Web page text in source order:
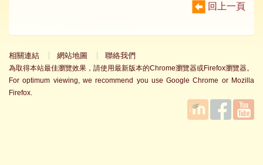
回上一頁
相關連結 網站地圖 聯絡我們
為取得本站最佳瀏覽效果，請使用最新版本的Chrome瀏覽器或Firefox瀏覽器。
For optimum viewing, we recommend you use Google Chrome or Mozilla
Firefox.